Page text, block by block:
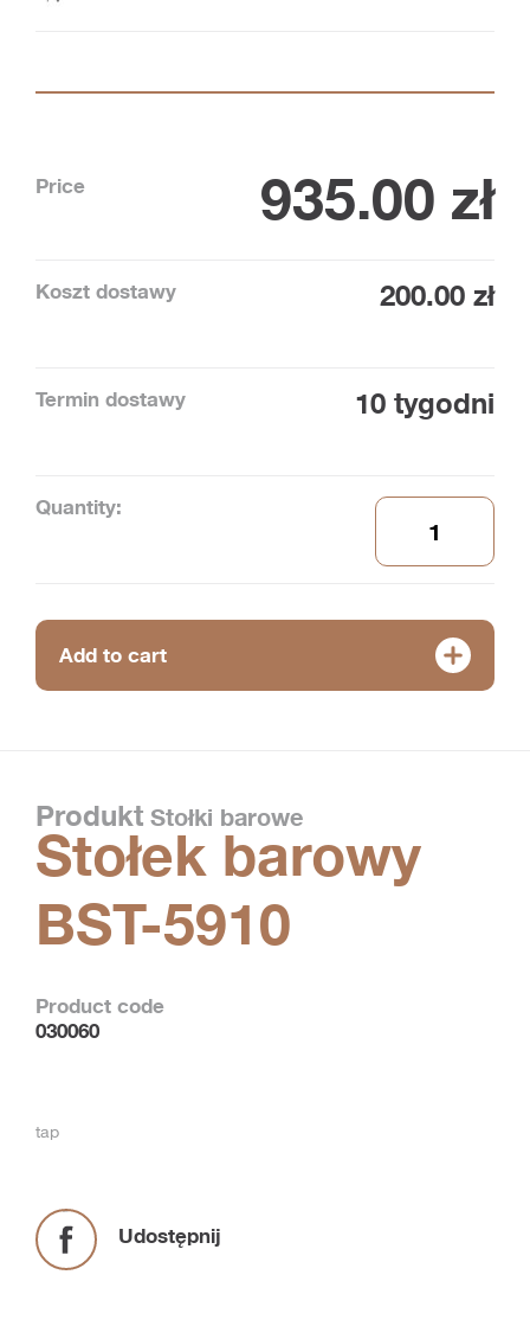
Price 935.00 zł
Koszt dostawy 200.00 zł
Termin dostawy 10 tygodni
Quantity:
Add to cart
Produkt Stołki barowe
Stołek barowy
BST-5910
Product code
030060
tap
Udostępnij